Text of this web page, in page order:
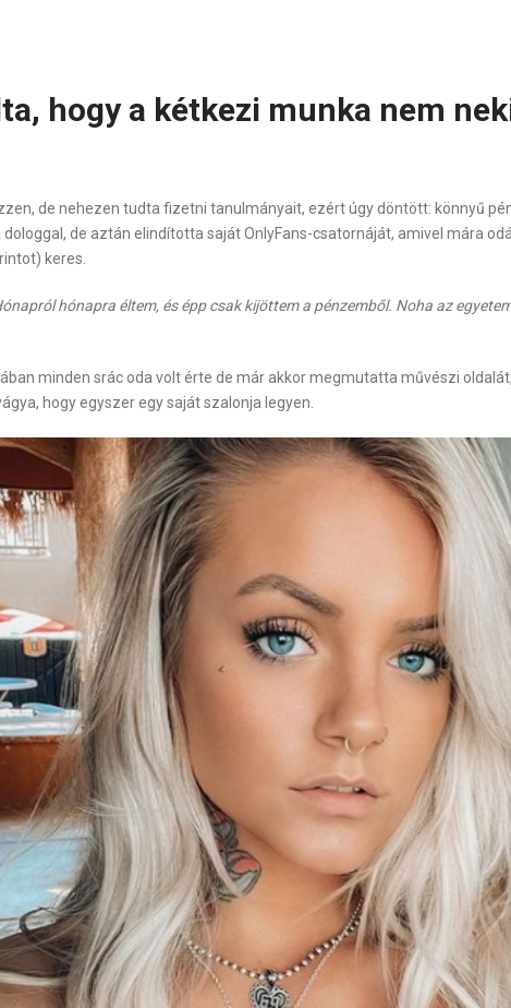
hogy a kétkezi munka nem
de nehezen tudta fizetni tanulmányait, ezért úgy döntött: könnyű
de aztán elindította saját OnlyFans-csatornáját, amivel mára
keres.
hónapra éltem, és épp csak kijöttem a pénzemből. Noha az
minden srác oda volt érte de már akkor megmutatta művészi
hogy egyszer egy saját szalonja legyen.